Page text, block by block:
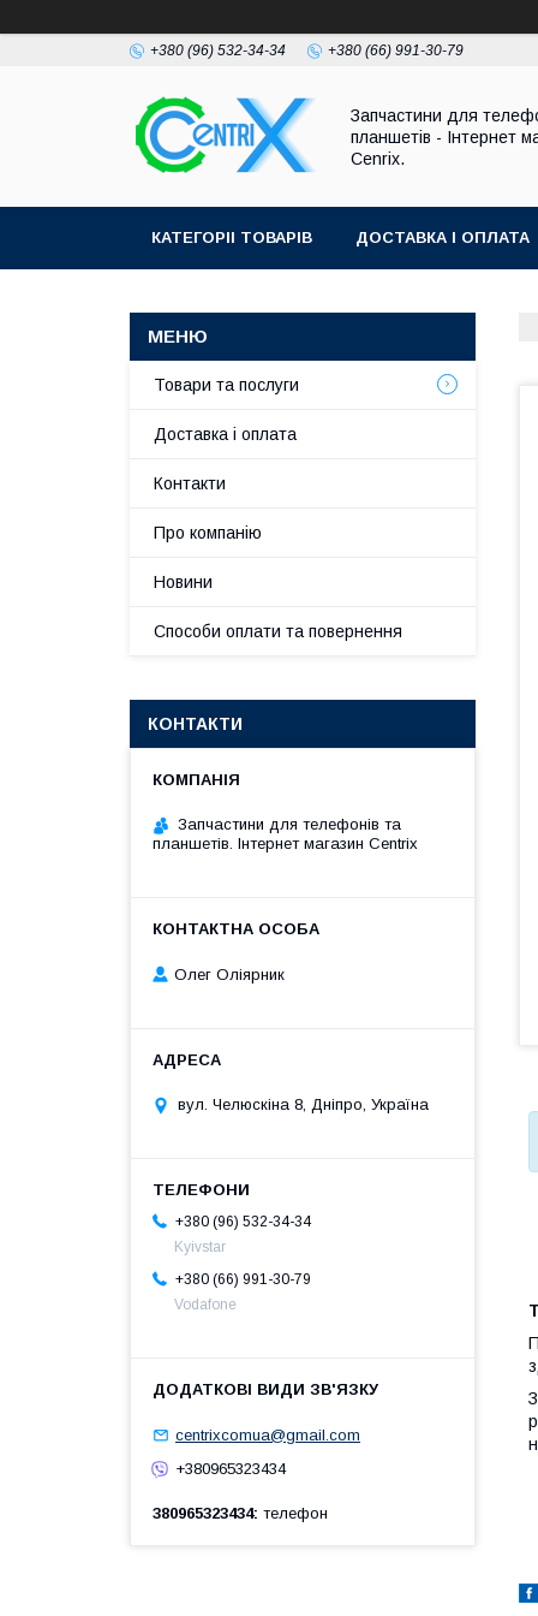
+380 (96) 532-34-34 +380 (66) 991-30-79
Запчастини для
планшетів - Інтернет
Cenrix.
КАТЕГОРІІ ТОВАРІВ ДОСТАВКА І ОПЛАТА
Товари та послуги
Доставка і оплата
Контакти
Про компанію
Новини
Способи оплати та повернення
КОНТАКТИ
Запчастини для телефонів та
планшетів. Інтернет магазин Centrix
Олег Оліярник
вул. Челюскіна 8, Дніпро, Україна
+380 (96) 532-34-34
Kyivstar
+380 (66) 991-30-79
Vodafone
centrixcomua@gmail.com
+380965323434
380965323434 телефон